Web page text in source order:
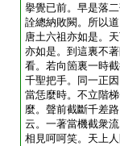
擧覺已前。早是落
詮總納敗闕。所以
唐土六祖亦如是。
亦如是。到這裏不
看。若向箇裏一時
千聖把手。同一正
當恁麼時。不立階
麼。聲前截斷千差
云。一著當機截衆
相見呵呵笑。天上